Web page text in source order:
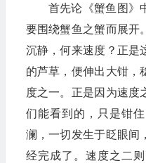
首先论《蟹鱼图》
要围绕蟹鱼之蟹而展开
沉静，何来速度？正是
的芦草，便伸出大钳，
度之一。正是因为速度
们能看到的，只是钳
澜，一切发生于眨眼间
经完成了。速度之二